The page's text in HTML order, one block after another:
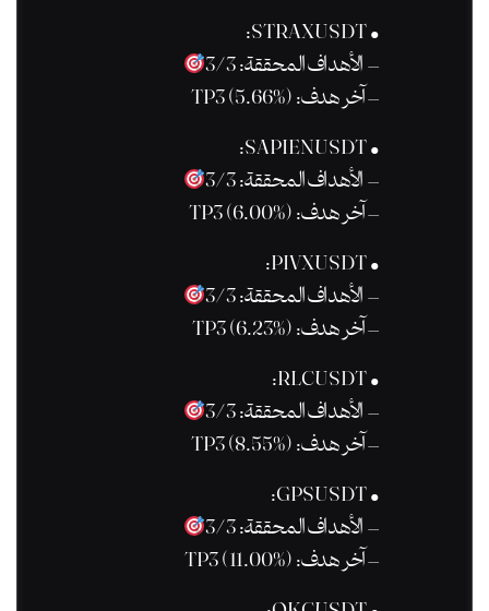
• STRAXUSDT:
– الأهداف المحققة: 3/3
– آخر هدف: TP3 (5.66%)
• SAPIENUSDT:
– الأهداف المحققة: 3/3
– آخر هدف: TP3 (6.00%)
• PIVXUSDT:
– الأهداف المحققة: 3/3
– آخر هدف: TP3 (6.23%)
• RLCUSDT:
– الأهداف المحققة: 3/3
– آخر هدف: TP3 (8.55%)
• GPSUSDT:
– الأهداف المحققة: 3/3
– آخر هدف: TP3 (11.00%)